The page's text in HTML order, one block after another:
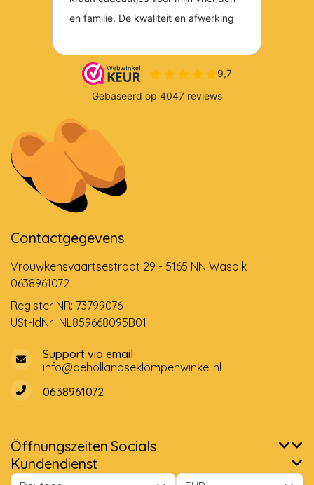
Wir benutzen Cookies nur für interne Zwecke um den
Contactgegevens
Vrouwkensvaartsestraat 29 - 5165 NN Waspik
0638961072
Register NR: 73799076
USt-IdNr.: NL859668095B01
Support via email
info@dehollandseklompenwinkel.nl
0638961072
Öffnungszeiten Socials
Kundendienst